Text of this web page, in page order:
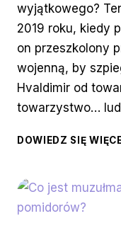
wyjątkowego?
2019 roku, kiedy
on przeszkolony
wojenną, by
Hvaldimir od
towarzystwo…
DOWIEDZ SIĘ